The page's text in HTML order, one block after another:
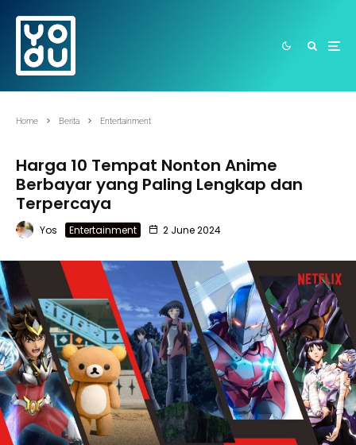
Home Berita Entertainment
Harga 10 Tempat Nonton Anime
Berbayar yang Paling Lengkap dan
Terpercaya
Yos Entertainment 2 June 2024